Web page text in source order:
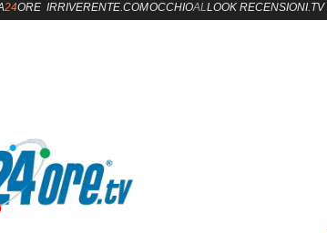
24ORE IRRIVERENTE.COMOCCHIOALLOOK RECENSIONI.TV